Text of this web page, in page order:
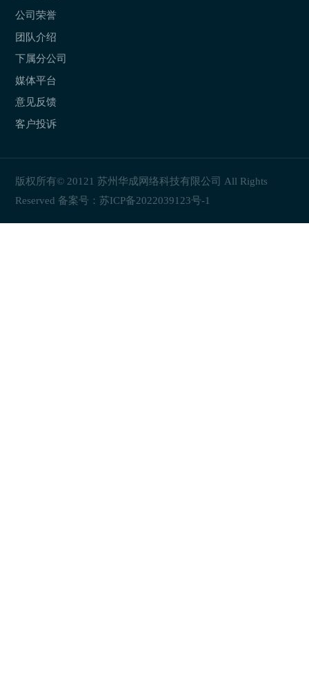
公司荣誉
团队介绍
下属分公司
媒体平台
意见反馈
客户投诉
版权所有© 20121 苏州华成网络科技有限公司 All Rights
Reserved 备案号：苏ICP备2022039123号-1